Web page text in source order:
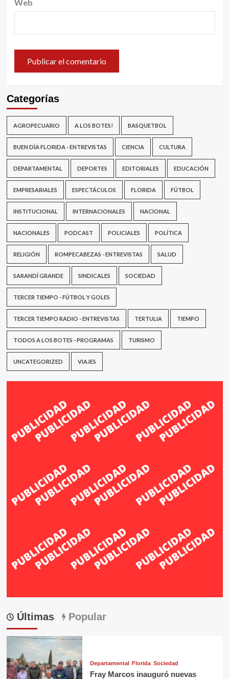
Web
Categorías
AGROPECUARIO A LOS BOTES! BASQUETBOL
BUEN DÍA FLORIDA - ENTREVISTAS CIENCIA CULTURA
DEPARTAMENTAL DEPORTES EDITORIALES EDUCACIÓN
EMPRESARIALES ESPECTÁCULOS FLORIDA FÚTBOL
INSTITUCIONAL INTERNACIONALES NACIONAL
NACIONALES PODCAST POLICIALES POLÍTICA
RELIGIÓN ROMPECABEZAS - ENTREVISTAS SALUD
SARANDÍ GRANDE SINDICALES SOCIEDAD
TERCER TIEMPO - FÚTBOL Y GOLES
TERCER TIEMPO RADIO - ENTREVISTAS TERTULIA TIEMPO
TODOS A LOS BOTES - PROGRAMAS TURISMO
UNCATEGORIZED VIAJES
Últimas Popular
Departamental Florida Sociedad
Fray Marcos inauguró nuevas